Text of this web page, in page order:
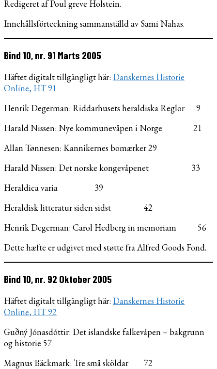
Redigeret af Poul greve Holstein.
Innehållsförteckning sammanställd av Sami Nahas.
Bind 10, nr. 91 Marts 2005
Häftet digitalt tillgängligt här: Danskernes Historie
Online, HT 91
Henrik Degerman: Riddarhusets heraldiska Reglor 9
Harald Nissen: Nye kommunevåpen i Norge 21
Allan Tønnesen: Kannikernes bomærker 29
Harald Nissen: Det norske kongevåpenet 33
Heraldica varia 39
Heraldisk litteratur siden sidst 42
Henrik Degerman: Carol Hedberg in memoriam 56
Dette hæfte er udgivet med støtte fra Alfred Goods Fond.
Bind 10, nr. 92 Oktober 2005
Häftet digitalt tillgängligt här: Danskernes Historie
Online, HT 92
Guðný Jónasdóttir: Det islandske falkevåpen – bakgrunn
og historie 57
Magnus Bäckmark: Tre små sköldar 72